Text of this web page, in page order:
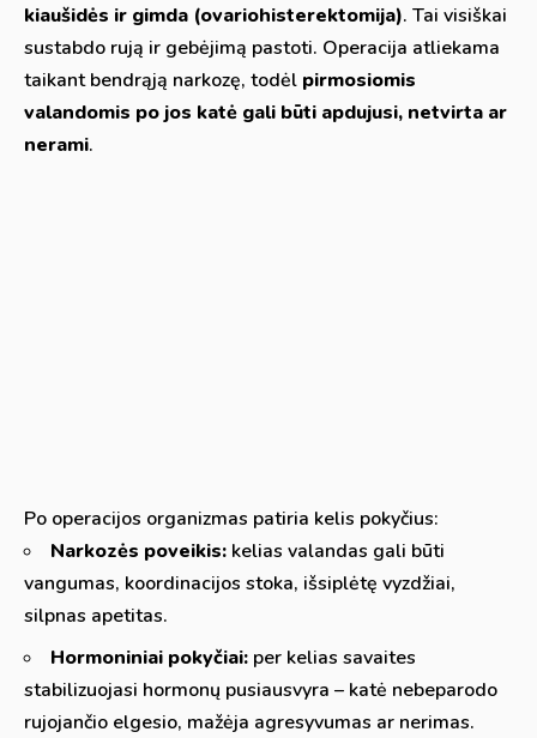
kiaušidės ir gimda (ovariohisterektomija). Tai visiškai
sustabdo rują ir gebėjimą pastoti. Operacija atliekama
taikant bendrąją narkozę, todėl pirmosiomis
valandomis po jos katė gali būti apdujusi, netvirta ar
nerami.
Po operacijos organizmas patiria kelis pokyčius:
Narkozės poveikis: kelias valandas gali būti
vangumas, koordinacijos stoka, išsiplėtę vyzdžiai,
silpnas apetitas.
Hormoniniai pokyčiai: per kelias savaites
stabilizuojasi hormonų pusiausvyra – katė nebeparodo
rujojančio elgesio, mažėja agresyvumas ar nerimas.